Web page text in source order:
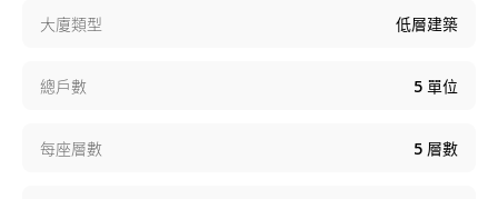
大廈類型 低層建築
總戶數 5 單位
每座層數 5 層數